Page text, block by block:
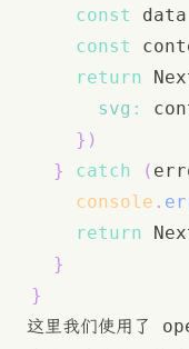
const data
const
return
svg :
} )
}
catch (
console .
return
}
}
这里我们使用了